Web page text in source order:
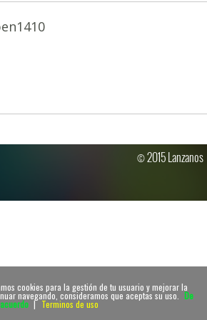
cookies para la gestión de tu usuario y mejorar la
navegando, consideramos que aceptas su uso. De
acuerdo | Terminos de uso
© 2015 Lanzanos